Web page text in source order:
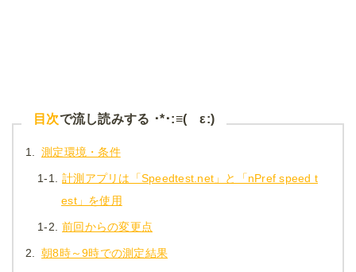
目次で流し読みする ･*･:≡( ε:)
1. 測定環境・条件
1-1. 計測アプリは「Speedtest.net」と「nPref speed t
est」を使用
1-2. 前回からの変更点
2. 朝8時～9時での測定結果